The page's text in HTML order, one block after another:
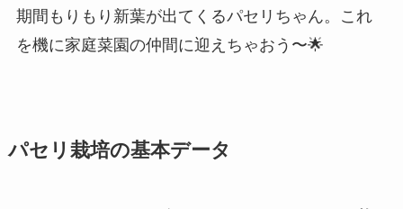
期間もりもり新葉が出てくるパセリちゃん。これ
を機に家庭菜園の仲間に迎えちゃおう〜🌟
パセリ栽培の基本データ